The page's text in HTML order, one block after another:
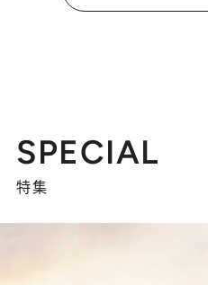
SPECIAL
特集